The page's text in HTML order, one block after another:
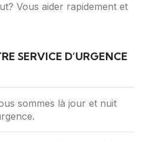
Vous aider rapidement et
SERVICE D’URGENCE
sommes là jour et nuit